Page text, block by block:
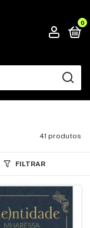
0
41 produtos
FILTRAR